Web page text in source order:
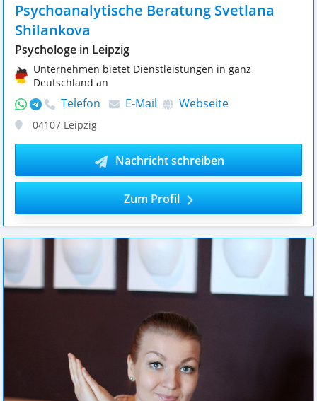
Psychoanalytische Beratung Svetlana
Shilankova
Psychologe in Leipzig
Unternehmen bietet Dienstleistungen in ganz
Deutschland an
Telefon E-Mail Webseite
04107 Leipzig
Nachricht schreiben
Zum Profil